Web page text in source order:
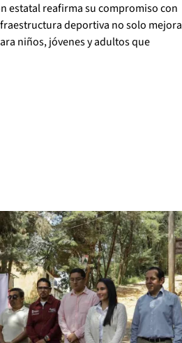
estatal reafirma su compromiso con
deportiva no solo mejora
niños, jóvenes y adultos que